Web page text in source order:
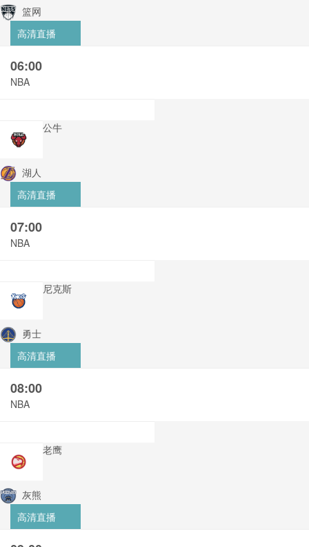
篮网
高清直播
06:00
NBA
公牛
湖人
高清直播
07:00
NBA
尼克斯
勇士
高清直播
08:00
NBA
老鹰
灰熊
高清直播